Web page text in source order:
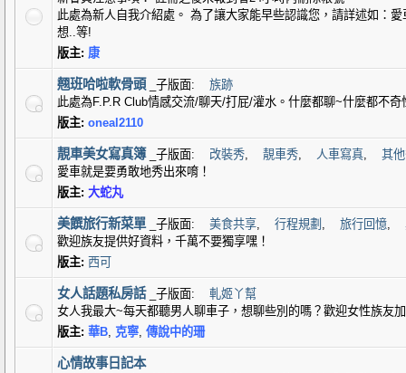
此處為新人自我介紹處。 為了讓大家能早些認識您，請詳述如：
想..等!
版主: 康
翹班哈啦軟骨頭 _子版面:
族跡
此處為F.P.R Club情感交流/聊天/打屁/灌水。什麼都聊~什麼都不奇
版主: oneal2110
靚車美女寫真簿 _子版面: 改裝秀, 靚車秀, 人車寫真,
其
愛車就是要勇敢地秀出來唷！
版主: 大蛇丸
美饌旅行新菜單 _子版面: 美食共享, 行程規劃 , 旅行回憶,
歡迎族友提供好資料，千萬不要獨享嘿！
版主: 西可
女人話題私房話 _子版面:
軋姬丫幫
女人我最大~每天都聽男人聊車子，想聊些別的嗎？歡迎女性族友
版主: 華B, 克寧, 傳說中的珊
心情故事日記本